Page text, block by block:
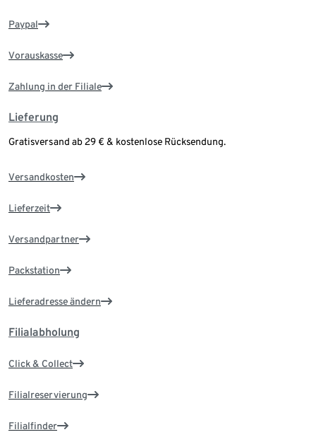
Paypal
Vorauskasse
Zahlung in der Filiale
Lieferung
Gratisversand ab 29 € & kostenlose Rücksendung.
Versandkosten
Lieferzeit
Versandpartner
Packstation
Lieferadresse ändern
Filialabholung
Click & Collect
Filialreservierung
Filialfinder